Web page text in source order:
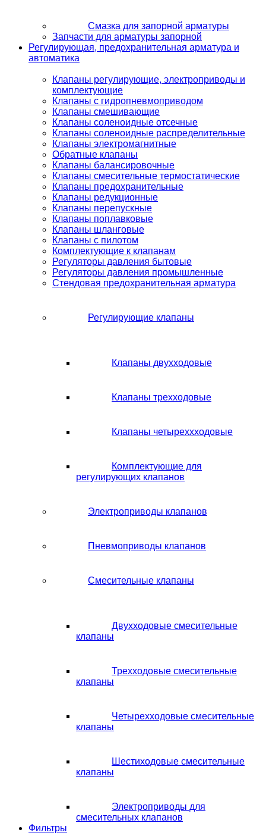
Смазка для запорной арматуры
Запчасти для арматуры запорной
Регулирующая, предохранительная арматура и
автоматика
Клапаны регулирующие, электроприводы и
комплектующие
Клапаны с гидропневмоприводом
Клапаны смешивающие
Клапаны соленоидные отсечные
Клапаны соленоидные распределительные
Клапаны электромагнитные
Обратные клапаны
Клапаны балансировочные
Клапаны смесительные термостатические
Клапаны предохранительные
Клапаны редукционные
Клапаны перепускные
Клапаны поплавковые
Клапаны шланговые
Клапаны с пилотом
Комплектующие к клапанам
Регуляторы давления бытовые
Регуляторы давления промышленные
Стендовая предохранительная арматура
Регулирующие клапаны
Клапаны двухходовые
Клапаны трехходовые
Клапаны четыреххходовые
Комплектующие для
регулирующих клапанов
Электроприводы клапанов
Пневмоприводы клапанов
Смесительные клапаны
Двухходовые смесительные
клапаны
Трехходовые смесительные
клапаны
Четырехходовые смесительные
клапаны
Шестиходовые смесительные
клапаны
Электроприводы для
смесительных клапанов
Фильтры